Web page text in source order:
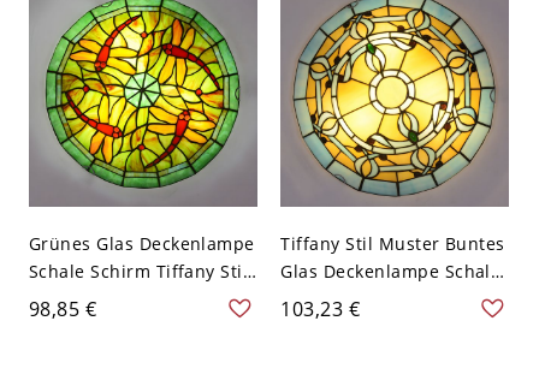
Grünes Glas Deckenlampe
Schale Schirm Tiffany Stil
Libelle Muster 3-Birne
Deckenleuchte - Grün
98,85 €
Tiffany Stil Muster Buntes
Glas Deckenlampe Schale
Schirm 3-Birne
Deckenleuchte - Gelb
103,23 €